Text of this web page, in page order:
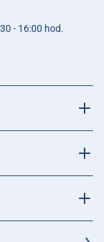
- 16:00 hod.